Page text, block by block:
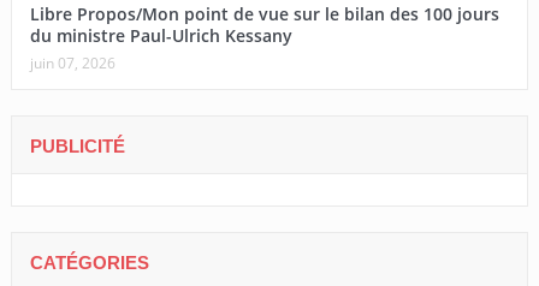
Libre Propos/Mon point de vue sur le bilan des 100 jours
du ministre Paul-Ulrich Kessany
juin 07, 2026
PUBLICITÉ
CATÉGORIES